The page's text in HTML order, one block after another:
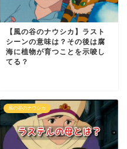
【風の谷のナウシカ】ラスト
シーンの意味は？その後は腐
海に植物が育つことを示唆し
てる？
風の谷のナウシカ